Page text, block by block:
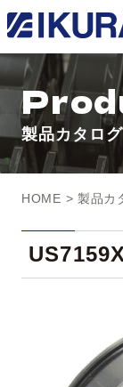
製品カタログ
HOME > 製品カ